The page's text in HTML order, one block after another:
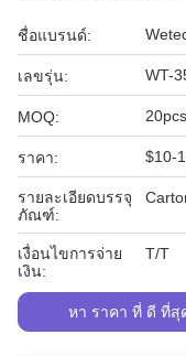
ชื่อแบรนด์:
เลขรุ่น: WT-
MOQ: 20pcs
ราคา: $10-
รายละเอียดบรรจุ
ภัณฑ์:
เงื่อนไขการจ่าย
เงิน:
T/T
หา ราคา ที่ ดี ที่สุ